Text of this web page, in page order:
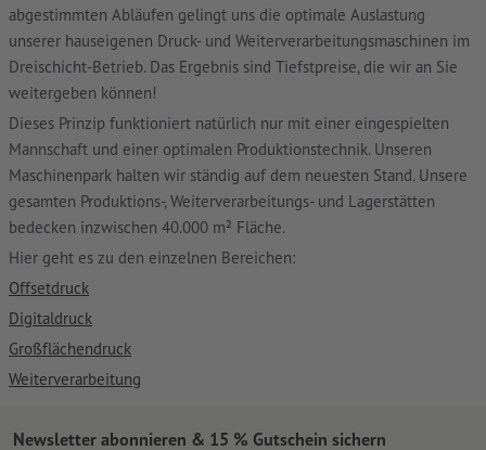
abgestimmten Abläufen gelingt uns die optimale Auslastung
unserer hauseigenen Druck- und Weiterverarbeitungsmaschinen im
Dreischicht-Betrieb. Das Ergebnis sind Tiefstpreise, die wir an Sie
weitergeben können!
Dieses Prinzip funktioniert natürlich nur mit einer eingespielten
Mannschaft und einer optimalen Produktionstechnik. Unseren
Maschinenpark halten wir ständig auf dem neuesten Stand. Unsere
gesamten Produktions-, Weiterverarbeitungs- und Lagerstätten
bedecken inzwischen 40.000 m² Fläche.
Hier geht es zu den einzelnen Bereichen:
Offsetdruck
Digitaldruck
Großflächendruck
Weiterverarbeitung
Newsletter abonnieren & 15 % Gutschein sichern